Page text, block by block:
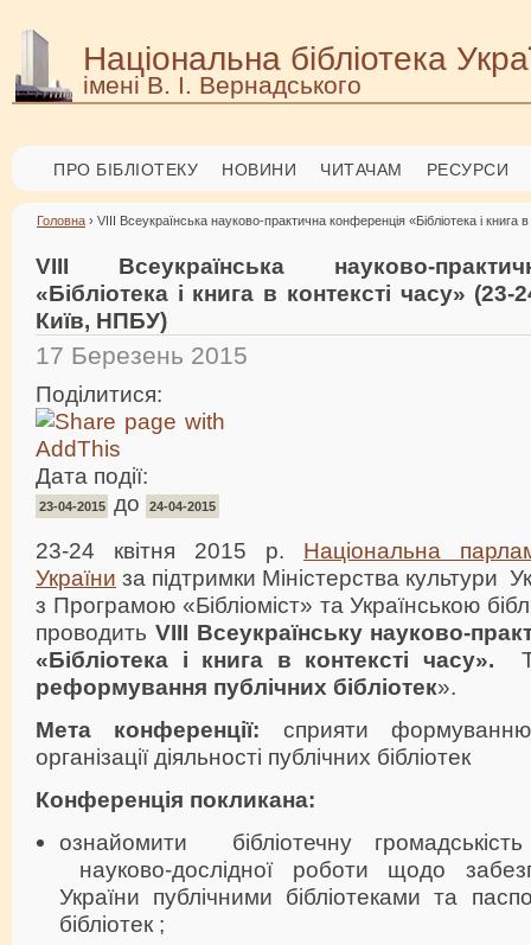
Національна бібліотека
імені В. І. Вернадського
ПРО БІБЛІОТЕКУ НОВИНИ ЧИТАЧАМ РЕСУРСИ
Головна › VІІІ Всеукраїнська науково-практична конференція «Бібліотека і
VІІІ Всеукраїнська науково-
«Бібліотека і книга в контексті часу»
Київ, НПБУ)
17 Березень 2015
Поділитися:
Дата події:
23-04-2015 до 24-04-2015
23-24 квітня 2015 р. Національна
України за підтримки Міністерства культури
з Програмою «Бібліоміст» та Українською
проводить VІІІ Всеукраїнську науково-
«Бібліотека і книга в контексті часу».
реформування публічних бібліотек».
Мета конференції: сприяти
організації діяльності публічних бібліотек
Конференція покликана:
ознайомити бібліотечну
науково-дослідної роботи щодо
України публічними бібліотеками та
бібліотек ;